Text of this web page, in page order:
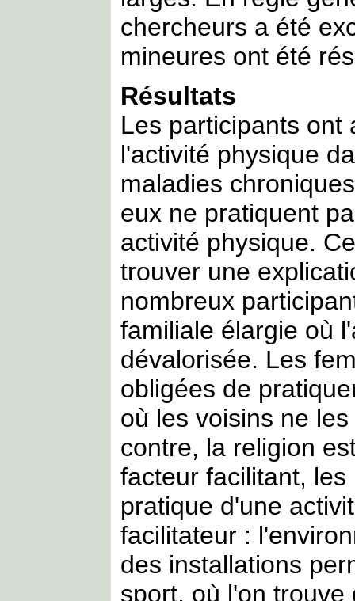
chercheurs a été
mineures ont été
Résultats
Les participants ont
l'activité physique
maladies
eux ne pratiquent
activité physique.
trouver une
nombreux
familiale élargie où
dévalorisée. Les
obligées de
où les voisins ne
contre, la religion
facteur facilitant,
pratique d'une
facilitateur :
des installations
sport, où l'on